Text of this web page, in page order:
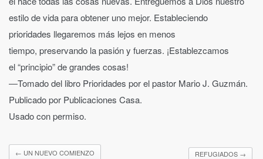
estilo de vida para obtener uno mejor. Estableciendo
prioridades llegaremos más lejos en menos
tiempo, preservando la pasión y fuerzas. ¡Establezcamos
el “principio” de grandes cosas!
―Tomado del libro Prioridades por el pastor Mario J. Guzmán.
Publicado por Publicaciones Casa.
Usado con permiso.
← UN NUEVO COMIENZO REFUGIADOS →